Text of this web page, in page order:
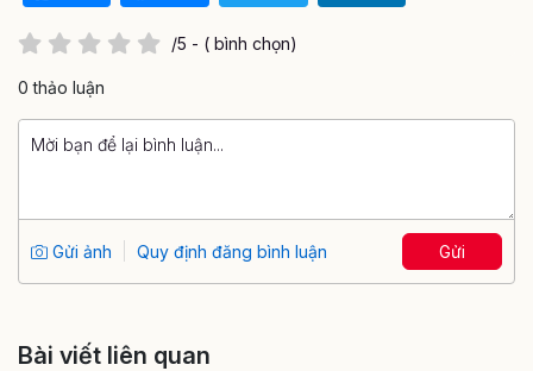
/5 - ( bình chọn)
0 thảo luận
Gửi ảnh Quy định đăng bình luận Gửi
Bài viết liên quan